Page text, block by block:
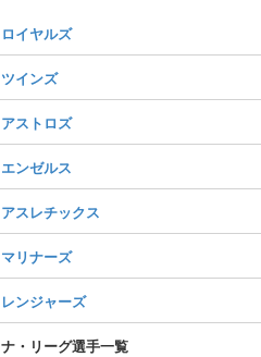
ロイヤルズ
ツインズ
アストロズ
エンゼルス
アスレチックス
マリナーズ
レンジャーズ
ナ・リーグ選手一覧